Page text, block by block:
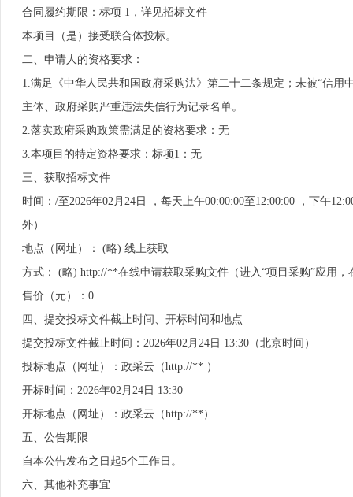
合同履约期限：标项 1，详见招标文件
本项目（是）接受联合体投标。
二、申请人的资格要求：
1.满足《中华人民共和国政府采购法》第二十二条规定；未被“信
主体、政府采购严重违法失信行为记录名单。
2.落实政府采购政策需满足的资格要求：无
3.本项目的特定资格要求：标项1：无
三、获取招标文件
时间：/至2026年02月24日 ，每天上午00:00:00至12:00:00 ，下午
外）
地点（网址）： (略) 线上获取
方式： (略) http://**在线申请获取采购文件（进入“项目采购”应用
售价（元）：0
四、提交投标文件截止时间、开标时间和地点
提交投标文件截止时间：2026年02月24日 13:30（北京时间）
投标地点（网址）：政采云（http://** ）
开标时间：2026年02月24日 13:30
开标地点（网址）：政采云（http://**）
五、公告期限
自本公告发布之日起5个工作日。
六、其他补充事宜